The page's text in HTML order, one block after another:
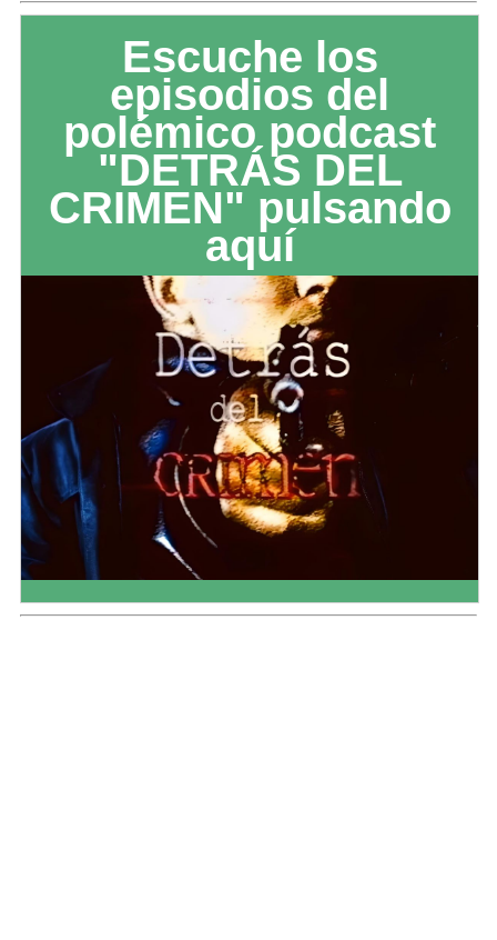
Escuche los
episodios del
polémico podcast
"DETRÁS DEL
CRIMEN" pulsando
aquí